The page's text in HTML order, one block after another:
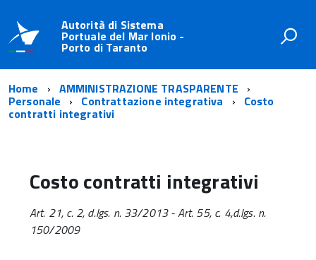
Autorità di Sistema
Portuale del Mar Ionio -
Porto di Taranto
Home AMMINISTRAZIONE TRASPARENTE
Personale Contrattazione integrativa Costo
contratti integrativi
Costo contratti integrativi
Art. 21, c. 2, d.lgs. n. 33/2013 - Art. 55, c. 4,d.lgs. n.
150/2009